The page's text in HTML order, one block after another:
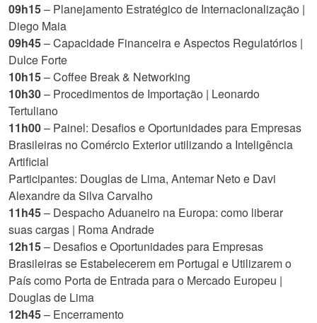
09h15– Planejamento Estratégico de Internacionalização |
Diego Maia
09h45– Capacidade Financeira e Aspectos Regulatórios |
Dulce Forte
10h15– Coffee Break & Networking
10h30– Procedimentos de Importação | Leonardo
Tertuliano
11h00– Painel: Desafios e Oportunidades para Empresas
Brasileiras no Comércio Exterior utilizando a Inteligência
Artificial
Participantes: Douglas de Lima, Antemar Neto e Davi
Alexandre da Silva Carvalho
11h45– Despacho Aduaneiro na Europa: como liberar
suas cargas | Roma Andrade
12h15– Desafios e Oportunidades para Empresas
Brasileiras se Estabelecerem em Portugal e Utilizarem o
País como Porta de Entrada para o Mercado Europeu |
Douglas de Lima
12h45– Encerramento